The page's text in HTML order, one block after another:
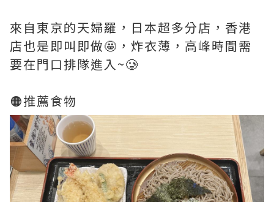
來自東京的天婦羅，日本超多分店，香港
店也是即叫即做🤩，炸衣薄，高峰時間需
要在門口排隊進入~🥲
🟠推薦食物